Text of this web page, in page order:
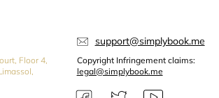
Floor 4,
support@simplybook.me
Copyright Infringement claims:
legal@simplybook.me